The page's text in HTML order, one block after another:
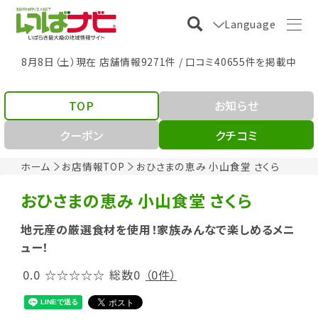
Language
8月8日（土）現在 店舗情報9271件 / 口コミ40655件を掲載中
ホーム お店情報TOP おひさまの恵み 小山食堂 さくら
TOP
お知らせ
クーポン
クチコミ
おひさまの恵み 小山食堂 さくら
地元産の厳選食材を使用！家族みんなで楽しめるメニ
ュー！
0.0 ☆☆☆☆☆ 総数0 （0件）